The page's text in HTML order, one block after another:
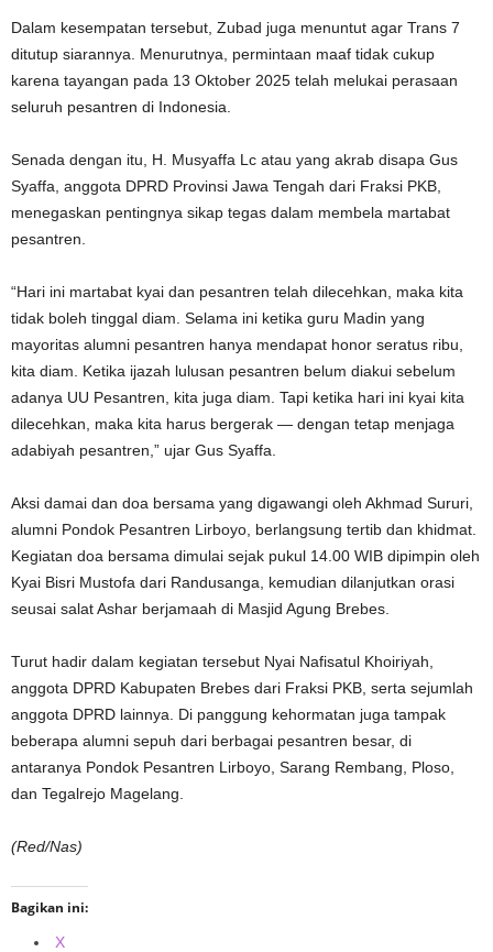
Dalam kesempatan tersebut, Zubad juga menuntut agar Trans 7
ditutup siarannya. Menurutnya, permintaan maaf tidak cukup
karena tayangan pada 13 Oktober 2025 telah melukai perasaan
seluruh pesantren di Indonesia.
Senada dengan itu, H. Musyaffa Lc atau yang akrab disapa Gus
Syaffa, anggota DPRD Provinsi Jawa Tengah dari Fraksi PKB,
menegaskan pentingnya sikap tegas dalam membela martabat
pesantren.
“Hari ini martabat kyai dan pesantren telah dilecehkan, maka kita
tidak boleh tinggal diam. Selama ini ketika guru Madin yang
mayoritas alumni pesantren hanya mendapat honor seratus ribu,
kita diam. Ketika ijazah lulusan pesantren belum diakui sebelum
adanya UU Pesantren, kita juga diam. Tapi ketika hari ini kyai kita
dilecehkan, maka kita harus bergerak — dengan tetap menjaga
adabiyah pesantren,” ujar Gus Syaffa.
Aksi damai dan doa bersama yang digawangi oleh Akhmad Sururi,
alumni Pondok Pesantren Lirboyo, berlangsung tertib dan khidmat.
Kegiatan doa bersama dimulai sejak pukul 14.00 WIB dipimpin oleh
Kyai Bisri Mustofa dari Randusanga, kemudian dilanjutkan orasi
seusai salat Ashar berjamaah di Masjid Agung Brebes.
Turut hadir dalam kegiatan tersebut Nyai Nafisatul Khoiriyah,
anggota DPRD Kabupaten Brebes dari Fraksi PKB, serta sejumlah
anggota DPRD lainnya. Di panggung kehormatan juga tampak
beberapa alumni sepuh dari berbagai pesantren besar, di
antaranya Pondok Pesantren Lirboyo, Sarang Rembang, Ploso,
dan Tegalrejo Magelang.
(Red/Nas)
Bagikan ini:
X